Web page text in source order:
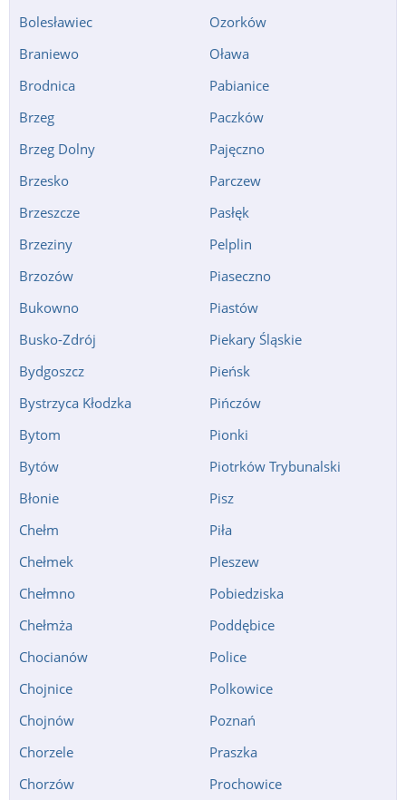
Bolesławiec
Braniewo
Brodnica
Brzeg
Brzeg Dolny
Brzesko
Brzeszcze
Brzeziny
Brzozów
Bukowno
Busko-Zdrój
Bydgoszcz
Bystrzyca Kłodzka
Bytom
Bytów
Błonie
Chełm
Chełmek
Chełmno
Chełmża
Chocianów
Chojnice
Chojnów
Chorzele
Chorzów
Ozorków
Oława
Pabianice
Paczków
Pajęczno
Parczew
Pasłęk
Pelplin
Piaseczno
Piastów
Piekary Śląskie
Pieńsk
Pińczów
Pionki
Piotrków Trybunalski
Pisz
Piła
Pleszew
Pobiedziska
Poddębice
Police
Polkowice
Poznań
Praszka
Prochowice